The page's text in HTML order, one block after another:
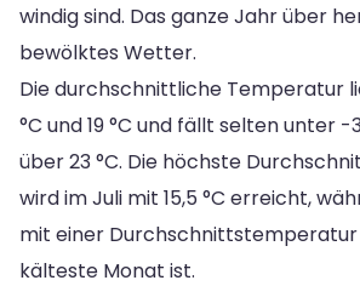
windig sind. Das ganze Jahr über
bewölktes Wetter.
Die durchschnittliche Temperatur
°C und 19 °C und fällt selten unter
über 23 °C. Die höchste
wird im Juli mit 15,5 °C erreicht,
mit einer Durchschnittstemperatur
kälteste Monat ist.